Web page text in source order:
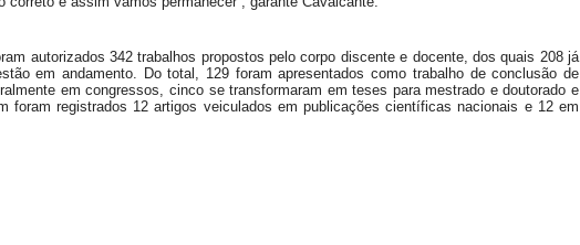
autorizados 342 trabalhos propostos pelo corpo discente e docente, dos quais 208 já
em andamento. Do total, 129 foram apresentados como trabalho de conclusão de
em congressos, cinco se transformaram em teses para mestrado e doutorado e
foram registrados 12 artigos veiculados em publicações científicas nacionais e 12 em